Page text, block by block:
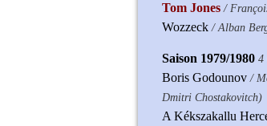
Tom Jones /
Wozzeck / Alban
Saison 1979/1980 4
Boris Godounov /
Dmitri Chostakovitch)
A Kékszakallu